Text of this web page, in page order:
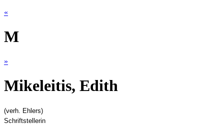
«
M
»
Mikeleitis, Edith
(verh. Ehlers)
Schriftstellerin